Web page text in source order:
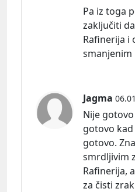
Pa iz toga
zaključiti
Rafinerija i
smanjenim
Jagma
Nije
gotovo
gotovo.
smrdljivim
Rafinerija,
za čisti